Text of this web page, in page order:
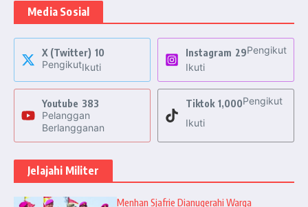
Media Sosial
X (Twitter) 10
PengikutIkuti
Instagram 29Pengikut
Ikuti
Youtube 383
Pelanggan
Berlangganan
Tiktok 1,000Pengikut
Ikuti
Jelajahi Militer
Menhan Sjafrie Dianugerahi Warga